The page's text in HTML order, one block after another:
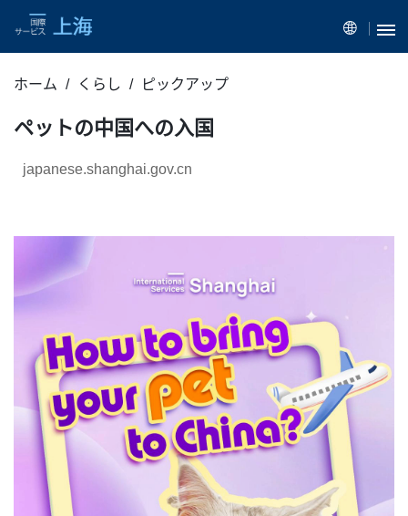
ホーム くらし ピックアップ
ペットの中国への入国
japanese.shanghai.gov.cn